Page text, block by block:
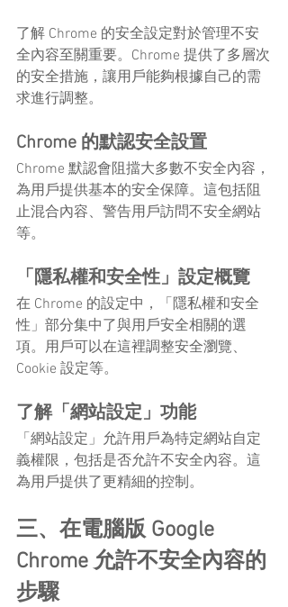
了解 Chrome 的安全設定對於管理不安
全內容至關重要。Chrome 提供了多層次
的安全措施，讓用戶能夠根據自己的需
求進行調整。
Chrome 的默認安全設置
Chrome 默認會阻擋大多數不安全內容，
為用戶提供基本的安全保障。這包括阻
止混合內容、警告用戶訪問不安全網站
等。
「隱私權和安全性」設定概覽
在 Chrome 的設定中，「隱私權和安全
性」部分集中了與用戶安全相關的選
項。用戶可以在這裡調整安全瀏覽、
Cookie 設定等。
了解「網站設定」功能
「網站設定」允許用戶為特定網站自定
義權限，包括是否允許不安全內容。這
為用戶提供了更精細的控制。
三、在電腦版 Google
Chrome 允許不安全內容的
步驟